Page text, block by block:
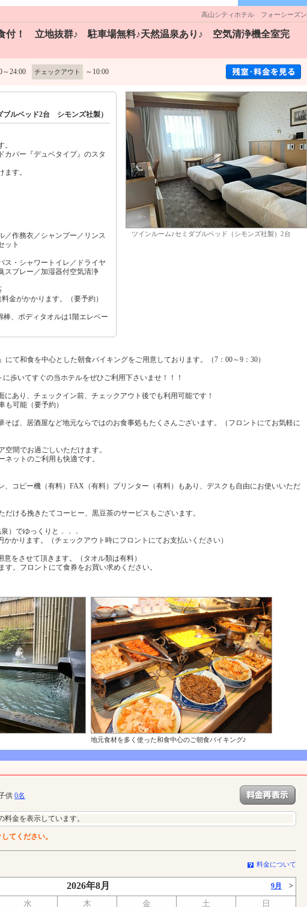
高山シティホテル フォーシーズン
付！ 立地抜群♪ 駐車場無料♪天然温泉あり♪ 空気清浄機全室完
～24:00 チェックアウト ～10:00
ブルベッド2台 シモンズ社製）
カバー『デュベタイプ』のスタ
す。
／作務衣／シャンプー／リンス
ット
ス・シャワートイレ／ドライヤ
スプレー／加湿器付空気清浄
金がかかります。（要予約）
、ボディタオルは1階エレベー
ツインルーム♪セミダブルベッド（シモンズ社製）2台
て和食を中心とした朝食バイキングをご用意しております。（7：00～9：30）
歩いてすぐの当ホテルをぜひご利用下さいませ！！！
あり、チェックイン前、チェックアウト後でも利用可能です！
可能（要予約）
ば、居酒屋など地元ならではのお食事処もたくさんございます。（フロントにてお気軽に
間でお過ごしいただけます。
ットのご利用も快適です。
コピー機（有料）FAX（有料）プリンター（有料）もあり、デスクも自由にお使いいただ
ける挽きたてコーヒー、黒豆茶のサービスもございます。
）でゆっくりと．．．
かります。（チェックアウト時にフロントにてお支払いください）
をさせて頂きます。（タオル類は有料）
。フロントにて食券をお買い求めください。
地元食材を多く使った和食中心のご朝食バイキング♪
供 0名
金を表示しています。
てください。
料金について
2026年8月 9月 >
水 木 金 土 日